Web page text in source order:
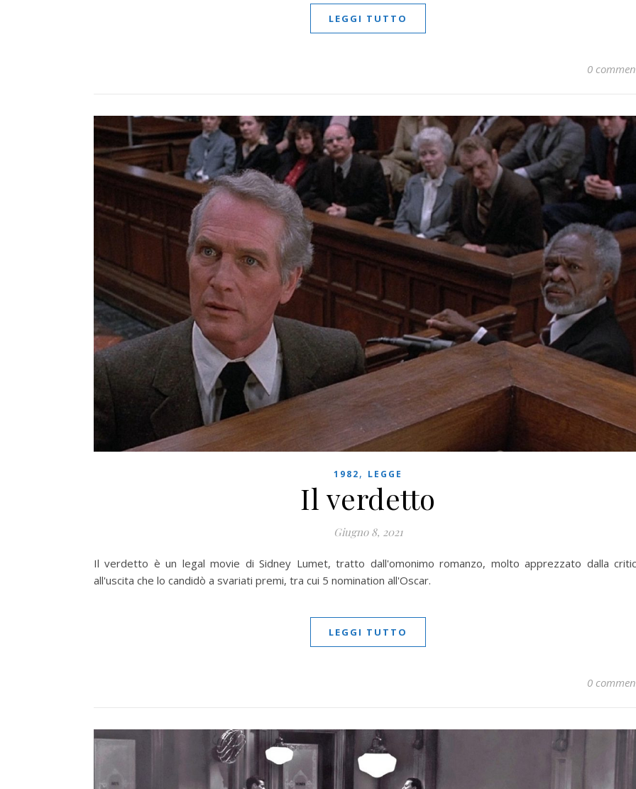
LEGGI TUTTO
0
1982, LEGGE
Il verdetto
Giugno 8, 2021
Il verdetto è un legal movie di Sidney Lumet, tratto dall'omonimo romanzo, molto apprezzato dalla
all'uscita che lo candidò a svariati premi, tra cui 5 nomination all'Oscar.
LEGGI TUTTO
0